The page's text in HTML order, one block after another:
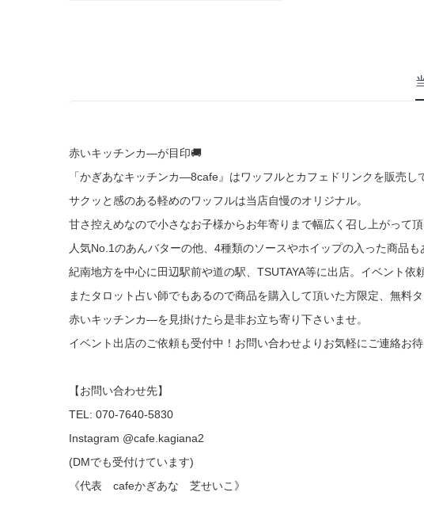
赤いキッチンカ―が目印🚚
「かぎあなキッチンカ―8cafe』はワッフルとカフェドリンクを販売し
サクッと感のある軽めのワッフルは当店自慢のオリジナル。
甘さ控えめなので小さなお子様からお年寄りまで幅広く召し上がって頂
人気No.1のあんバターの他、4種類のソースやホイップの入った商品
紀南地方を中心に田辺駅前や道の駅、TSUTAYA等に出店。イベント依
またタロット占い師でもあるので商品を購入して頂いた方限定、無料
赤いキッチンカ―を見掛けたら是非お立ち寄り下さいませ。
イベント出店のご依頼も受付中！お問い合わせよりお気軽にご連絡お待
【お問い合わせ先】
TEL: 070-7640-5830
Instagram @cafe.kagiana2
(DMでも受付けています)
《代表 cafeかぎあな 芝せいこ》